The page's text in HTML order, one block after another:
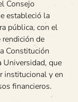
Consejo
estableció la
pública, con el
de
Constitución
Universidad, que
institucional y en
financieros.